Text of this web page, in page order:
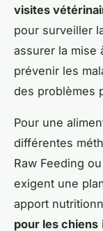
visites
pour surveiller
assurer la mise
prévenir les
des problèmes
Pour une
différentes
Raw Feeding
exigent une
apport
pour les chiens